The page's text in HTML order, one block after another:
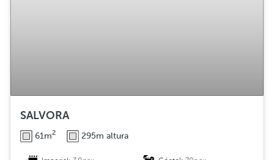
SALVORA
61m2 295m altura